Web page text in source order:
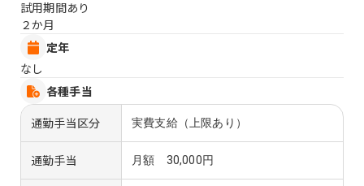
試用期間あり
２か月
定年
なし
各種手当
通勤手当区分
実費支給（上限あり）
通勤手当 月額 30,000円